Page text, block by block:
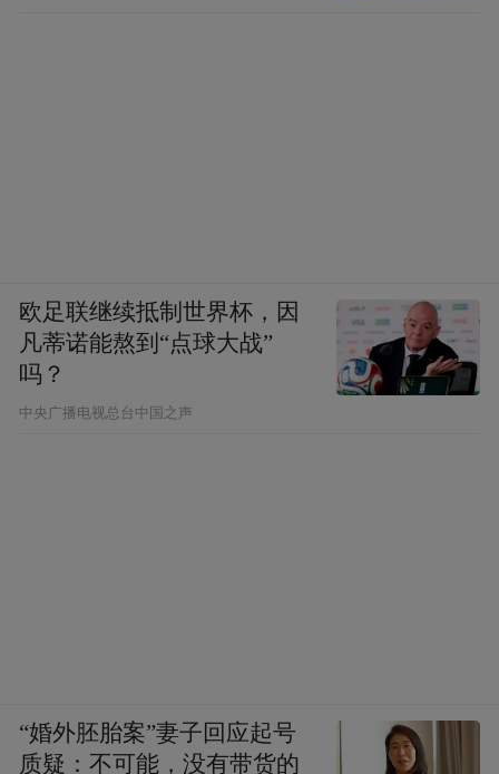
欧足联继续抵制世界杯，因
凡蒂诺能熬到“点球大战”
吗？
中央广播电视总台中国之声
“婚外胚胎案”妻子回应起号
质疑：不可能，没有带货的